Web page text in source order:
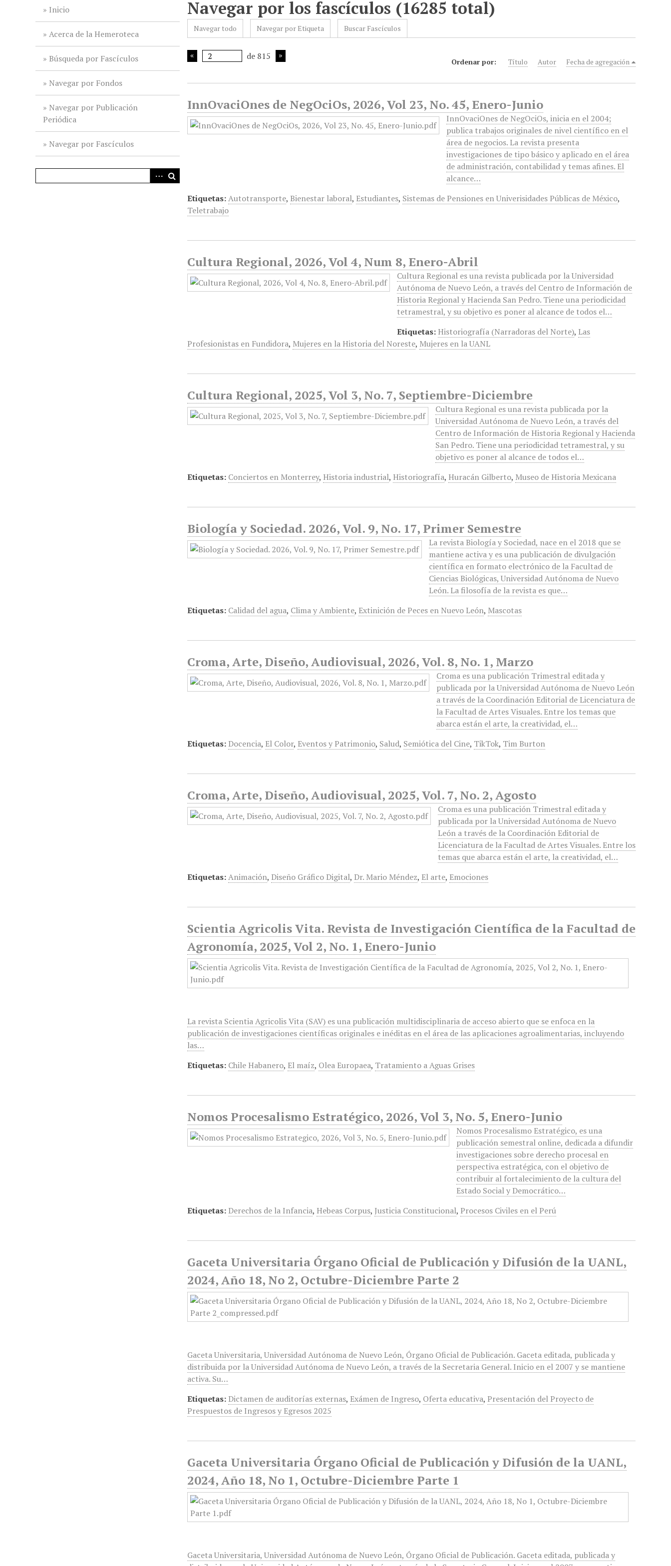
Inicio
Acerca de la Hemeroteca
Búsqueda por Fascículos
Navegar por Fondos
Navegar por Publicación
Periódica
Navegar por Fascículos
Navegar por los fascículos (16285 total)
Navegar todo Navegar por Etiqueta Buscar Fascículos
de 815
Ordenar por: Título Autor Fecha de agregación
InnOvaciOnes de NegOciOs, 2026, Vol 23, No. 45, Enero-Junio
InnOvaciOnes de NegOciOs, inicia en el 2004;
publica trabajos originales de nivel científico en el
área de negocios. La revista presenta
investigaciones de tipo básico y aplicado en el área
de administración, contabilidad y temas afines. El
alcance…
Etiquetas:Autotransporte, Bienestar laboral, Estudiantes, Sistemas de Pensiones en Univerisidades Públicas de México,
Teletrabajo
Cultura Regional, 2026, Vol 4, Num 8, Enero-Abril
Cultura Regional es una revista publicada por la Universidad
Autónoma de Nuevo León, a través del Centro de Información de
Historia Regional y Hacienda San Pedro. Tiene una periodicidad
tetramestral, y su objetivo es poner al alcance de todos el…
Etiquetas: Historiografía (Narradoras del Norte), Las
Profesionistas en Fundidora, Mujeres en la Historia del Noreste, Mujeres en la UANL
Cultura Regional, 2025, Vol 3, No. 7, Septiembre-Diciembre
Cultura Regional es una revista publicada por la
Universidad Autónoma de Nuevo León, a través del
Centro de Información de Historia Regional y Hacienda
San Pedro. Tiene una periodicidad tetramestral, y su
objetivo es poner al alcance de todos el…
Etiquetas: Conciertos en Monterrey, Historia industrial, Historiografía, Huracán Gilberto, Museo de Historia Mexicana
Biología y Sociedad. 2026, Vol. 9, No. 17, Primer Semestre
La revista Biología y Sociedad, nace en el 2018 que se
mantiene activa y es una publicación de divulgación
científica en formato electrónico de la Facultad de
Ciencias Biológicas, Universidad Autónoma de Nuevo
León. La filosofía de la revista es que…
Etiquetas: Calidad del agua, Clima y Ambiente, Extinición de Peces en Nuevo León, Mascotas
Croma, Arte, Diseño, Audiovisual, 2026, Vol. 8, No. 1, Marzo
Croma es una publicación Trimestral editada y
publicada por la Universidad Autónoma de Nuevo León
a través de la Coordinación Editorial de Licenciatura de
la Facultad de Artes Visuales. Entre los temas que
abarca están el arte, la creatividad, el…
Etiquetas: Docencia, El Color, Eventos y Patrimonio, Salud, Semiótica del Cine, TikTok, Tim Burton
Croma, Arte, Diseño, Audiovisual, 2025, Vol. 7, No. 2, Agosto
Croma es una publicación Trimestral editada y
publicada por la Universidad Autónoma de Nuevo
León a través de la Coordinación Editorial de
Licenciatura de la Facultad de Artes Visuales. Entre los
temas que abarca están el arte, la creatividad, el…
Etiquetas:Animación, Diseño Gráfico Digital, Dr. Mario Méndez, El arte, Emociones
Scientia Agricolis Vita. Revista de Investigación Científica de la Facultad de
Agronomía, 2025, Vol 2, No. 1, Enero-Junio
La revista Scientia Agricolis Vita (SAV) es una publicación multidisciplinaria de acceso abierto que se enfoca en la
publicación de investigaciones científicas originales e inéditas en el área de las aplicaciones agroalimentarias, incluyendo
las…
Etiquetas: Chile Habanero, El maíz, Olea Europaea, Tratamiento a Aguas Grises
Nomos Procesalismo Estratégico, 2026, Vol 3, No. 5, Enero-Junio
Nomos Procesalismo Estratégico, es una
publicación semestral online, dedicada a difundir
investigaciones sobre derecho procesal en
perspectiva estratégica, con el objetivo de
contribuir al fortalecimiento de la cultura del
Estado Social y Democrático…
Etiquetas: Derechos de la Infancia, Hebeas Corpus, Justicia Constitucional, Procesos Civiles en el Perú
Gaceta Universitaria Órgano Oficial de Publicación y Difusión de la UANL,
2024, Año 18, No 2, Octubre-Diciembre Parte 2
Gaceta Universitaria, Universidad Autónoma de Nuevo León, Órgano Oficial de Publicación. Gaceta editada, publicada y
distribuida por la Universidad Autónoma de Nuevo León, a través de la Secretaria General. Inicio en el 2007 y se mantiene
activa. Su…
Etiquetas: Dictamen de auditorías externas, Exámen de Ingreso, Oferta educativa, Presentación del Proyecto de
Prespuestos de Ingresos y Egresos 2025
Gaceta Universitaria Órgano Oficial de Publicación y Difusión de la UANL,
2024, Año 18, No 1, Octubre-Diciembre Parte 1
Gaceta Universitaria, Universidad Autónoma de Nuevo León, Órgano Oficial de Publicación. Gaceta editada, publicada y